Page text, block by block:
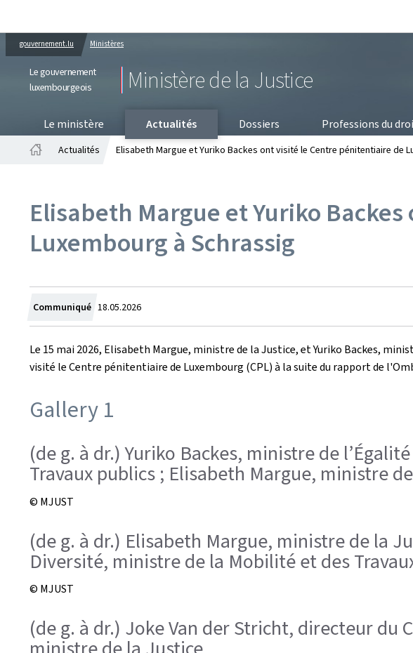
gouvernement.lu Ministères
Le gouvernement
luxembourgeois
Ministère de la Justice
Le ministère Actualités Dossiers Professions du
Actualités Elisabeth Margue et Yuriko Backes ont visité le Centre pénitentiaire de
Elisabeth Margue et Yuriko
Luxembourg à Schrassig
Communiqué Crée
le
18.05.2026
Le 15 mai 2026, Elisabeth Margue, ministre de la Justice, et Yuriko Backes,
visité le Centre pénitentiaire de Luxembourg (CPL) à la suite du rapport de
Gallery 1
(de g. à dr.) Yuriko Backes, ministre de
Travaux publics ; Elisabeth Margue, ministre
© MJUST
(de g. à dr.) Elisabeth Margue, ministre de la
Diversité, ministre de la Mobilité et des
© MJUST
(de g. à dr.) Joke Van der Stricht, directeur